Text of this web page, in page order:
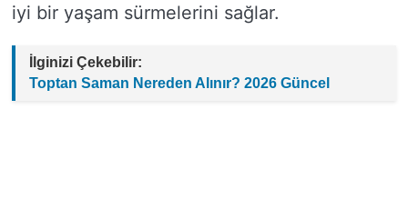
iyi bir yaşam sürmelerini sağlar.
İlginizi Çekebilir:
Toptan Saman Nereden Alınır? 2026 Güncel